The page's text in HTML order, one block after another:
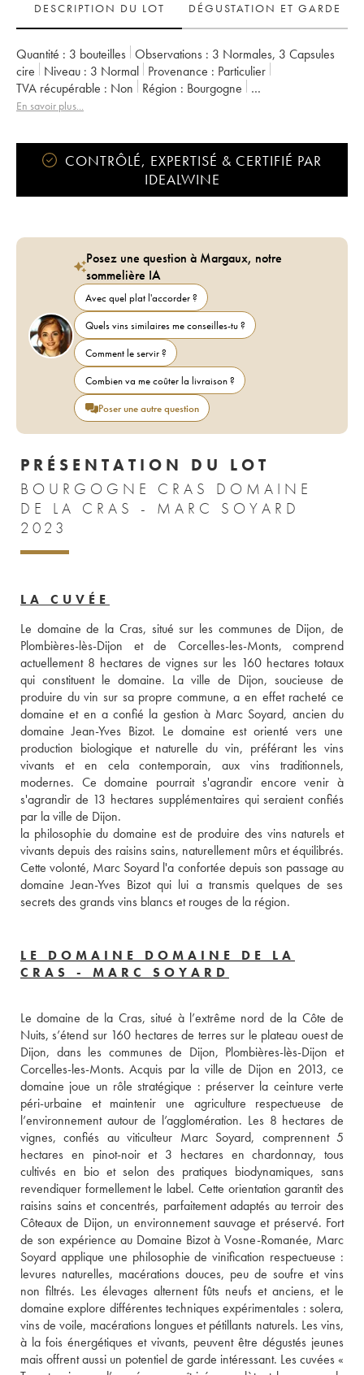
DESCRIPTION DU LOT
DÉGUSTATION ET GARDE
Quantité : 3 bouteilles Observations : 3 Normales, 3 Capsules
cire
Niveau : 3 Normal Provenance : particulier
TVA récupérable :
non Région :
Bourgogne
Appellation :
En savoir plus...
CONTRÔLÉ, EXPERTISÉ & CERTIFIÉ PAR
IDEALWINE
Posez une question à Margaux, notre
sommelière IA
Avec quel plat l'accorder ?
Quels vins similaires me conseilles-tu ?
Comment le servir ?
Combien va me coûter la livraison ?
Poser une autre question
PRÉSENTATION DU LOT
BOURGOGNE CRAS DOMAINE
DE LA CRAS - MARC SOYARD
2023
LA CUVÉE
Le domaine de la Cras, situé sur les communes de Dijon, de
Plombières-lès-Dijon et de Corcelles-les-Monts, comprend
actuellement 8 hectares de vignes sur les 160 hectares totaux
qui constituent le domaine. La ville de Dijon, soucieuse de
produire du vin sur sa propre commune, a en effet racheté ce
domaine et en a confié la gestion à Marc Soyard, ancien du
domaine Jean-Yves Bizot. Le domaine est orienté vers une
production biologique et naturelle du vin, préférant les vins
vivants et en cela contemporain, aux vins traditionnels,
modernes. Ce domaine pourrait s'agrandir encore venir à
s'agrandir de 13 hectares supplémentaires qui seraient confiés
par la ville de Dijon.
la philosophie du domaine est de produire des vins naturels et
vivants depuis des raisins sains, naturellement mûrs et équilibrés.
Cette volonté, Marc Soyard l'a confortée depuis son passage au
domaine Jean-Yves Bizot qui lui a transmis quelques de ses
secrets des grands vins blancs et rouges de la région.
LE DOMAINE DOMAINE DE LA
CRAS - MARC SOYARD
Le domaine de la Cras, situé à l’extrême nord de la Côte de
Nuits, s’étend sur 160 hectares de terres sur le plateau ouest de
Dijon, dans les communes de Dijon, Plombières-lès-Dijon et
Corcelles-les-Monts. Acquis par la ville de Dijon en 2013, ce
domaine joue un rôle stratégique : préserver la ceinture verte
péri-urbaine et maintenir une agriculture respectueuse de
l’environnement autour de l’agglomération. Les 8 hectares de
vignes, confiés au viticulteur Marc Soyard, comprennent 5
hectares en pinot-noir et 3 hectares en chardonnay, tous
cultivés en bio et selon des pratiques biodynamiques, sans
revendiquer formellement le label. Cette orientation garantit des
raisins sains et concentrés, parfaitement adaptés au terroir des
Côteaux de Dijon, un environnement sauvage et préservé. Fort
de son expérience au Domaine Bizot à Vosne-Romanée, Marc
Soyard applique une philosophie de vinification respectueuse :
levures naturelles, macérations douces, peu de soufre et vins
non filtrés. Les élevages alternent fûts neufs et anciens, et le
domaine explore différentes techniques expérimentales : solera,
vins de voile, macérations longues et pétillants naturels. Les vins,
à la fois énergétiques et vivants, peuvent être dégustés jeunes
mais offrent aussi un potentiel de garde intéressant. Les cuvées «